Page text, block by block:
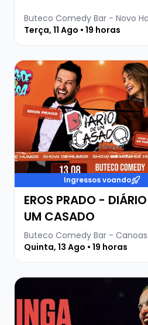
Terça, 11 Ago • 19 horas
Veja mais sobre EROS
Ingressos voando
EROS PRADO -
UM CASADO
Buteco Comedy Bar - Canoas
Quinta, 13 Ago • 19 horas
MAGIC
Veja mais sobre O CORINGA